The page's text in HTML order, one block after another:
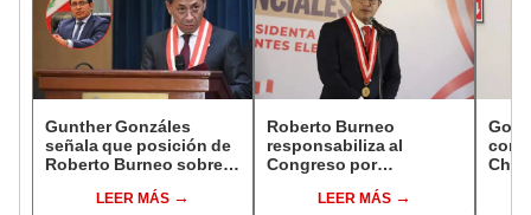
Gunther Gonzáles
señala que posición de
Roberto Burneo sobre
Aliaga no representan al
LEER MÁS
Roberto Burneo
responsabiliza al
Congreso por
de alcaldesLEER MÁS